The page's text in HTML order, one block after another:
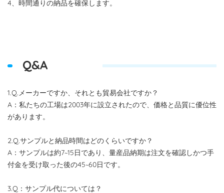
4、時間通りの納品を確保します。
Q&A
1.Q.メーカーですか、それとも貿易会社ですか？
A：私たちの工場は2003年に設立されたので、価格と品質に優位性
があります。
2.Q.サンプルと納品時間はどのくらいですか？
A：サンプルは約7~15日であり、量産品納期は注文を確認しかつ手
付金を受け取った後の45~60日です。
3.Q：サンプル代については？